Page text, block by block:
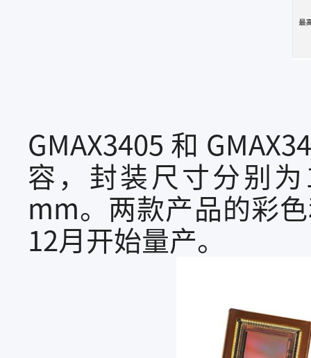
GMAX3405 和
容，封装尺寸分别为
mm。两款产品的彩
12月开始量产。